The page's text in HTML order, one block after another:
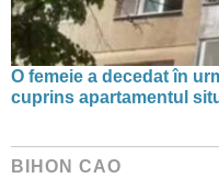
O femeie a decedat în
cuprins apartamentul
BIHON CAO